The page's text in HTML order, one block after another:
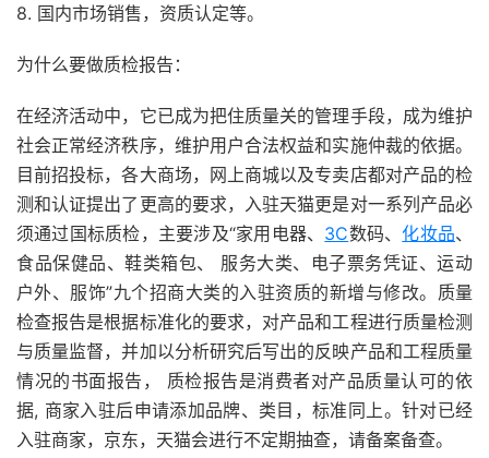
8. 国内市场销售，资质认定等。
为什么要做质检报告：
在经济活动中，它已成为把住质量关的管理手段，成为维护
社会正常经济秩序，维护用户合法权益和实施仲裁的依据。
目前招投标，各大商场，网上商城以及专卖店都对产品的检
测和认证提出了更高的要求，入驻天猫更是对一系列产品必
须通过国标质检，主要涉及“家用电器、 3C数码、化妆品、
食品保健品、鞋类箱包、 服务大类、电子票务凭证、运动
户外、服饰”九个招商大类的入驻资质的新增与修改。质量
检查报告是根据标准化的要求，对产品和工程进行质量检测
与质量监督，并加以分析研究后写出的反映产品和工程质量
情况的书面报告， 质检报告是消费者对产品质量认可的依
据, 商家入驻后申请添加品牌、类目，标准同上。针对已经
入驻商家，京东，天猫会进行不定期抽查，请备案备查。